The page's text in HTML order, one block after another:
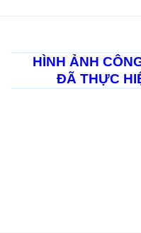
HÌNH ẢNH
ĐÃ THỰC